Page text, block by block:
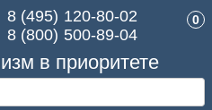
в приоритете
8 (495) 120-80-02
8 (800) 500-89-04
0